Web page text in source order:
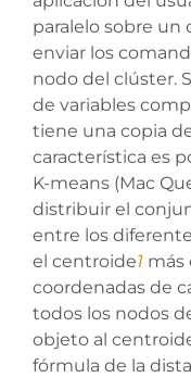
paralelo sobre un
enviar los
nodo del clúster.
de variables
tiene una copia
característica es
K-means (Mac
distribuir el
entre los
el centroide1 más
coordenadas de
todos los nodos
objeto al
fórmula de la